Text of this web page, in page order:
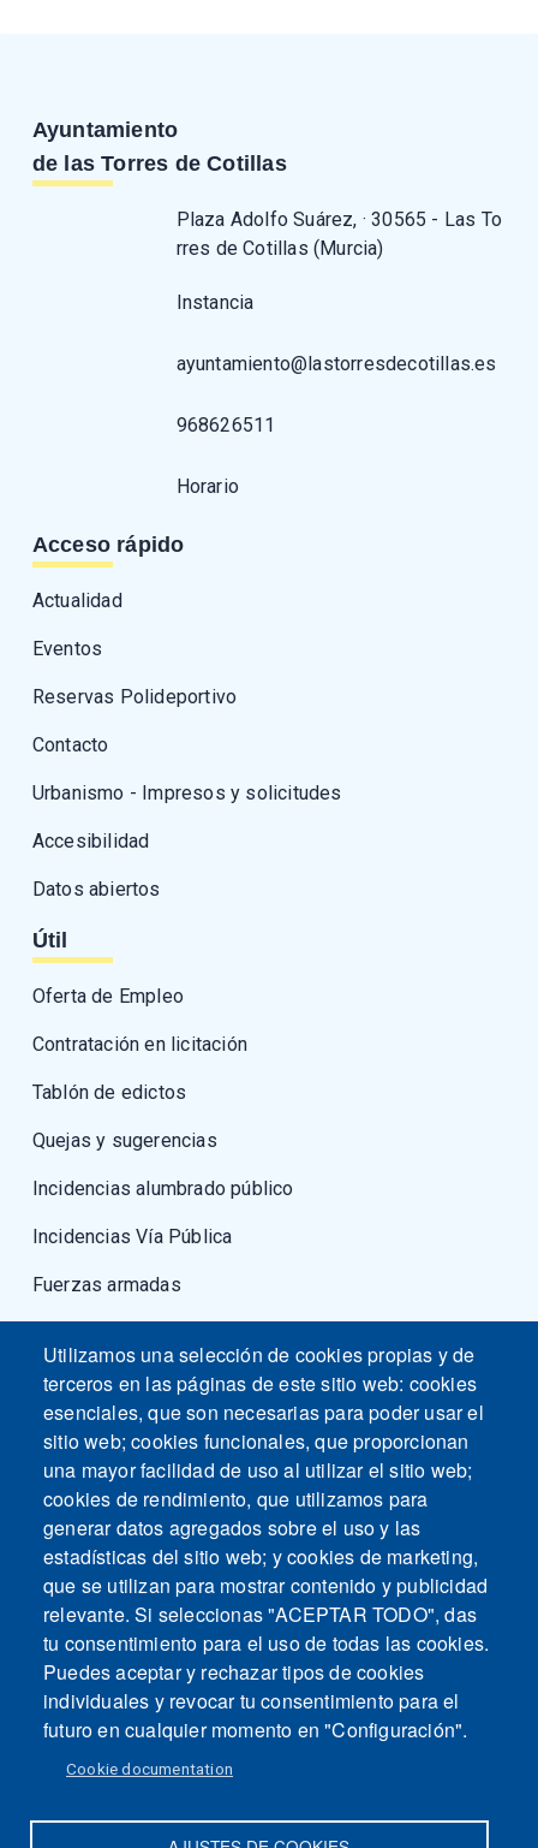
Ayuntamiento
de las Torres de Cotillas
Plaza Adolfo Suárez, · 30565 - Las To
rres de Cotillas (Murcia)
Instancia
ayuntamiento@lastorresdecotillas.es
968626511
Horario
Acceso rápido
Actualidad
Eventos
Reservas Polideportivo
Contacto
Urbanismo - Impresos y solicitudes
Accesibilidad
Datos abiertos
Útil
Oferta de Empleo
Contratación en licitación
Tablón de edictos
Quejas y sugerencias
Incidencias alumbrado público
Incidencias Vía Pública
Fuerzas armadas
Utilizamos una selección de cookies propias y de
terceros en las páginas de este sitio web: cookies
esenciales, que son necesarias para poder usar el
sitio web; cookies funcionales, que proporcionan
una mayor facilidad de uso al utilizar el sitio web;
cookies de rendimiento, que utilizamos para
generar datos agregados sobre el uso y las
estadísticas del sitio web; y cookies de marketing,
que se utilizan para mostrar contenido y publicidad
relevante. Si seleccionas "ACEPTAR TODO", das
tu consentimiento para el uso de todas las cookies.
Puedes aceptar y rechazar tipos de cookies
individuales y revocar tu consentimiento para el
futuro en cualquier momento en "Configuración".
Cookie documentation